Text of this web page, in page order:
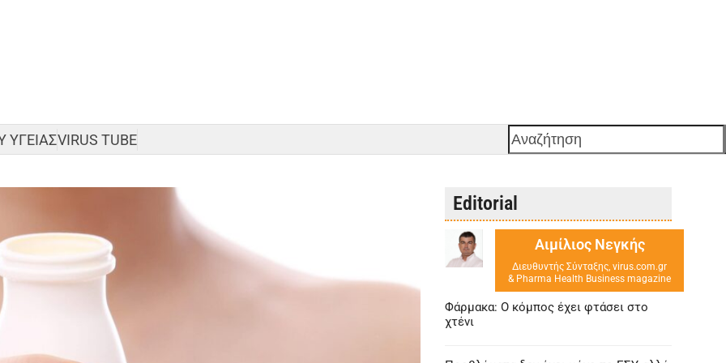
ΥΓΕΙΑΣVIRUS TUBE Αναζήτηση
Editorial
Αιμίλιος Νεγκής
Διευθυντής Σύνταξης, virus.com.gr
& Pharma Health Business magazine
Φάρμακα: Ο κόμπος έχει φτάσει στο
χτένι